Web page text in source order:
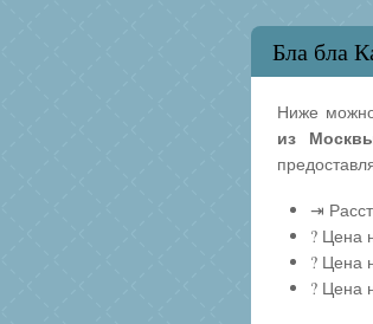
Бла бла
Ниже можно
из
⇥
? Цена
? Цена
? Цена